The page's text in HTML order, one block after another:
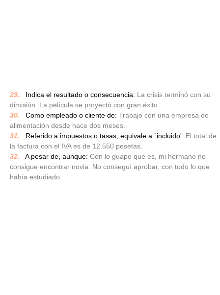
29. Indica el resultado o consecuencia: La crisis terminó con su
dimisión. La película se proyectó con gran éxito.
30.
Como empleado o cliente de: Trabajo con una empresa de
alimentación desde hace dos meses.
31.
Referido a impuestos o tasas, equivale a `incluido': El total de
la factura con el IVA es de 12.550 pesetas.
32.
A pesar de, aunque: Con lo guapo que es, mi hermano no
consigue encontrar novia. No conseguí aprobar, con todo lo que
había estudiado.